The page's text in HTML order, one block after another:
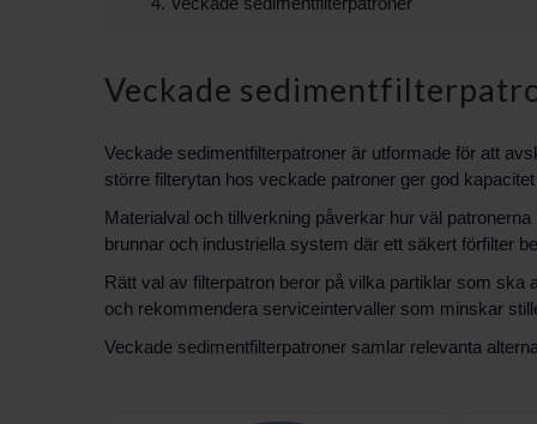
Veckade
Veckade sedimentfilterpatroner är utformade för att
större filterytan hos veckade patroner ger god
Materialval och tillverkning påverkar hur väl
brunnar och industriella system där ett säkert förfilter
Rätt val av filterpatron beror på vilka partiklar som
och rekommendera serviceintervaller som minskar
Veckade sedimentfilterpatroner samlar relevanta